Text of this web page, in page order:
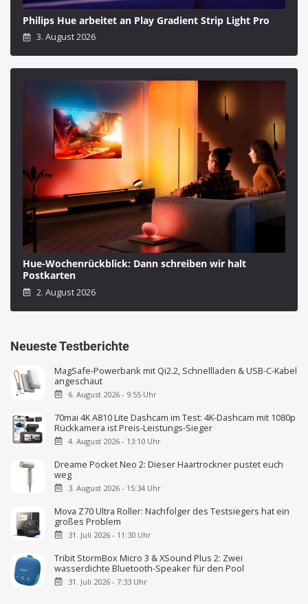
Philips Hue arbeitet an Play Gradient Strip Light Pro
3. August 2026
Hue-Wochenrückblick: Dann schreiben wir halt
Postkarten
2. August 2026
Neueste Testberichte
MagSafe-Powerbank mit Qi2.2, Schnellladen & USB-C-Kabel
angeschaut
6. August 2026 - 9:55 Uhr
70mai 4K A810 Lite Dashcam im Test: 4K-Dashcam mit 1080p
Rückkamera ist Preis-Leistungs-Sieger
4. August 2026 - 13:10 Uhr
Dreame Pocket Neo 2: Dieser Haartrockner pustet euch
weg
3. August 2026 - 15:34 Uhr
Mova Z70 Ultra Roller: Nachfolger des Testsiegers hat ein
großes Problem
31. Juli 2026 - 11:30 Uhr
Tribit StormBox Micro 3 & XSound Plus 2: Zwei
wasserdichte Bluetooth-Speaker für den Pool
31. Juli 2026 - 7:33 Uhr